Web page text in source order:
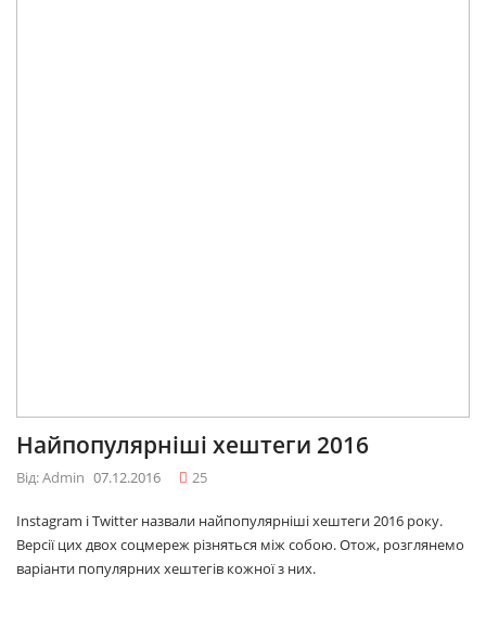
Найпопулярніші хештеги 2016
Від: Admin 07.12.2016 25
Instagram і Twitter назвали найпопулярніші хештеги 2016 року.
Версії цих двох соцмереж різняться між собою. Отож, розглянемо
варіанти популярних хештегів кожної з них.